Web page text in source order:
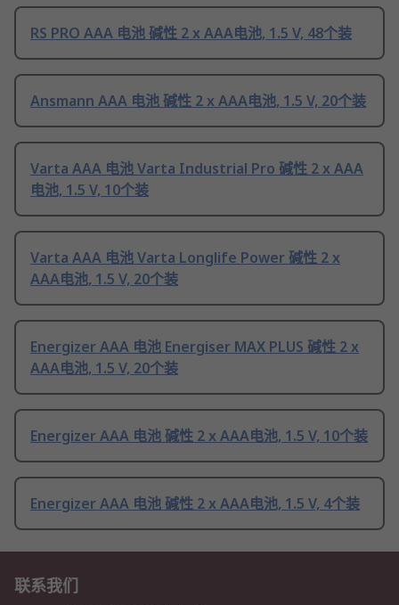
RS PRO AAA 电池 碱性 2 x AAA电池, 1.5 V, 48个装
Ansmann AAA 电池 碱性 2 x AAA电池, 1.5 V, 20个装
Varta AAA 电池 Varta Industrial Pro 碱性 2 x AAA
电池, 1.5 V, 10个装
Varta AAA 电池 Varta Longlife Power 碱性 2 x
AAA电池, 1.5 V, 20个装
Energizer AAA 电池 Energiser MAX PLUS 碱性 2 x
AAA电池, 1.5 V, 20个装
Energizer AAA 电池 碱性 2 x AAA电池, 1.5 V, 10个装
Energizer AAA 电池 碱性 2 x AAA电池, 1.5 V, 4个装
联系我们